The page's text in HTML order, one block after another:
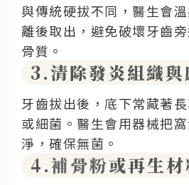
與傳統硬拔不同，醫生會
離後取出，避免破壞牙齒
骨質。
3.清除發炎組織與
牙齒拔出後，底下常藏著
或細菌。醫生會用器械把
淨，確保無菌。
4.補骨粉或再生材